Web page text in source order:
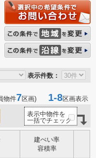
表示件数：
物件7区画) 1-8区画表示
表示中物件を
一括でチェック
建ぺい率
容積率